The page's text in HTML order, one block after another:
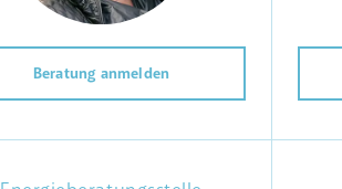
Beratung anmelden